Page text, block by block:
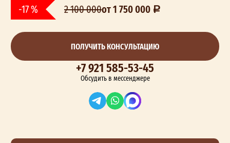
-17 % 2 100 000от 1 750 000
ПОЛУЧИТЬ КОНСУЛЬТАЦИЮ
+7 921 585-53-45
Обсудить в мессенджере